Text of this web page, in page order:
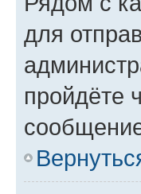
для
пройдёте